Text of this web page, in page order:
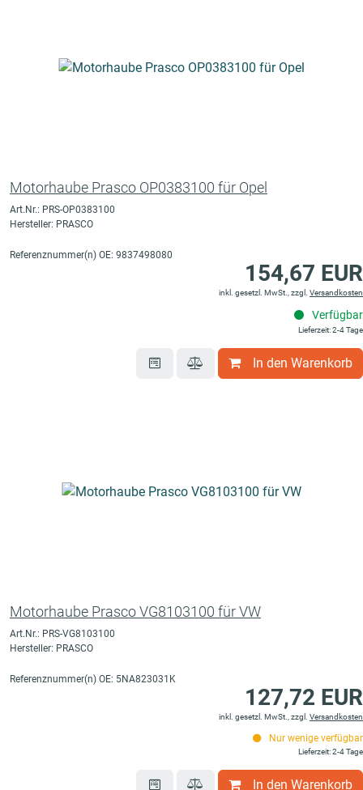
Motorhaube Prasco OP0383100 für Opel
Art.Nr.: PRS-OP0383100
Hersteller: PRASCO
Referenznummer(n) OE: 9837498080
154,67 EUR
inkl. gesetzl. MwSt., zzgl. Versandkosten
Verfügbar
Lieferzeit: 2-4 Tage
In den Warenkorb
Motorhaube Prasco VG8103100 für VW
Art.Nr.: PRS-VG8103100
Hersteller: PRASCO
Referenznummer(n) OE: 5NA823031K
127,72 EUR
inkl. gesetzl. MwSt., zzgl. Versandkosten
Nur wenige verfügbar
Lieferzeit: 2-4 Tage
In den Warenkorb